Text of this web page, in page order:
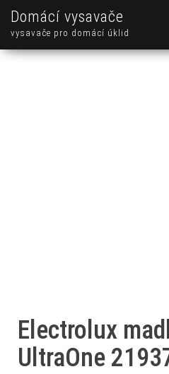
Domácí vysavače
vysavače pro domácí úklid
Electrolux
UltraOne